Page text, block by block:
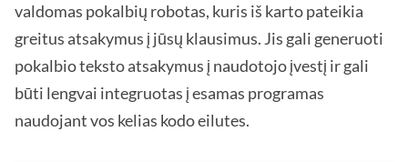
valdomas pokalbių robotas, kuris iš karto pateikia
greitus atsakymus į jūsų klausimus. Jis gali generuoti
pokalbio teksto atsakymus į naudotojo įvestį ir gali
būti lengvai integruotas į esamas programas
naudojant vos kelias kodo eilutes.